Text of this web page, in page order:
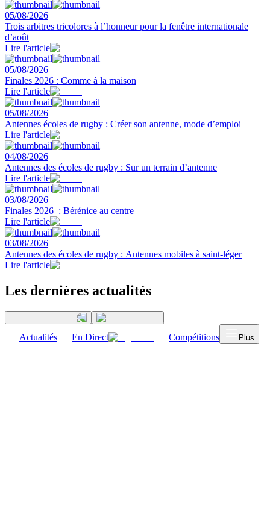
05/08/2026
Trois arbitres tricolores à l’honneur pour la fenêtre internationale
d’août
Lire l'article
05/08/2026
Finales 2026 : Comme à la maison
Lire l'article
05/08/2026
Antennes écoles de rugby : Créer son antenne, mode d’emploi
Lire l'article
04/08/2026
Antennes des écoles de rugby : Sur un terrain d’antenne
Lire l'article
03/08/2026
Finales 2026 : Bérénice au centre
Lire l'article
03/08/2026
Antennes des écoles de rugby : Antennes mobiles à saint-léger
Lire l'article
Les dernières actualités
Actualités En Direct Compétitions Plus